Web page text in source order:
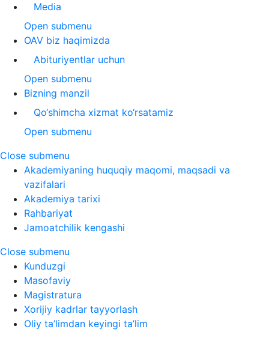
Media
Open submenu
OAV biz haqimizda
Abituriyentlar uchun
Open submenu
Bizning manzil
Qo‘shimcha xizmat ko‘rsatamiz
Open submenu
Close submenu
Akademiyaning huquqiy maqomi, maqsadi va
vazifalari
Akademiya tarixi
Rahbariyat
Jamoatchilik kengashi
Close submenu
Kunduzgi
Masofaviy
Magistratura
Xorijiy kadrlar tayyorlash
Oliy ta’limdan keyingi ta’lim